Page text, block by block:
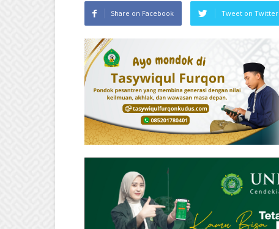
Share on Facebook Tweet on Twitter